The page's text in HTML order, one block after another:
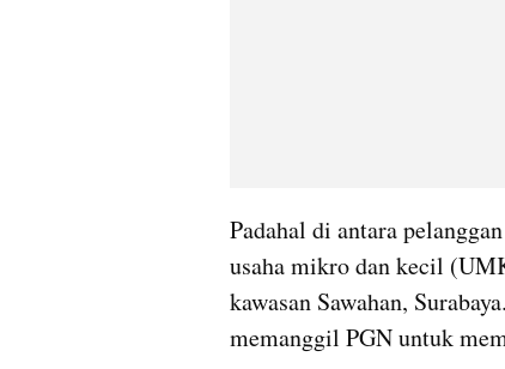
Padahal di antara
usaha mikro dan kecil
kawasan Sawahan,
memanggil PGN untuk